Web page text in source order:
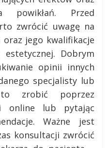
powikłań. Przed
zwrócić uwagę na
oraz jego kwalifikacje
Dobrym
opinii innych
specjalisty lub
zrobić poprzez
online lub pytając
Ważne jest
konsultacji zwrócić